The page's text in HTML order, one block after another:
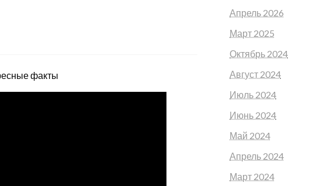
Апрель 2026
Март 2025
Октябрь 2024
Август 2024
Июль 2024
Июнь 2024
Май 2024
Апрель 2024
Март 2024